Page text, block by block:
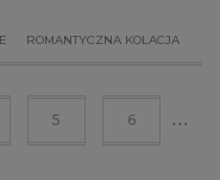
ROMANTYCZNA KOLACJA
5 6 ...